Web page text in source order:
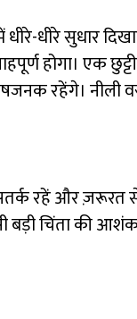
धीरे सुधार
होगा। एक
रहेंगे। नीली
रहें और ज़रूरत से
बड़ी चिंता की